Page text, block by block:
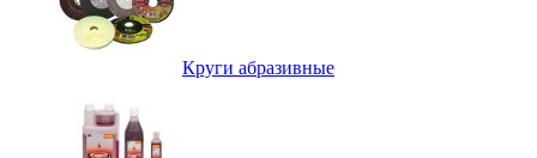
Круги абразивные